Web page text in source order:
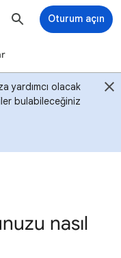
Oturum açın
yardımcı olacak
bulabileceğiniz
nasıl